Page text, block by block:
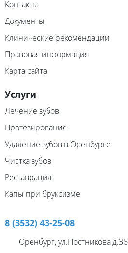
Контакты
Документы
Клинические рекомендации
Правовая информация
Карта сайта
Услуги
Лечение зубов
Протезирование
Удаление зубов в Оренбурге
Чистка зубов
Реставрация
Капы при бруксизме
8 (3532) 43-25-08
Оренбург, ул.Постникова д.36